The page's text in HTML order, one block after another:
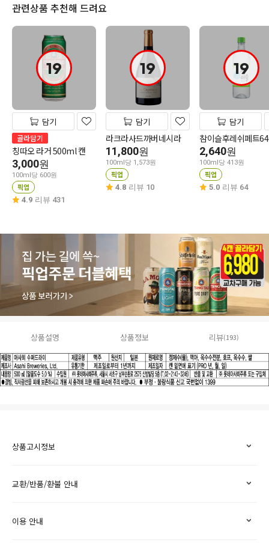
관련상품 추천해 드려요
19
담기
골라담기
칭따오 라거 500ml 캔
3,000원
100ml당 600원
픽업
4.9 리뷰 431
19
담기
라크라사드까버네시라
11,800원
100ml당 1,573원
픽업
4.8 리뷰 10
19
담기
참이슬후레쉬페트
2,640원
100ml당 413원
픽업
5.0 리뷰 64
상품설명 상품정보 리뷰(193)
상품고시정보
교환/반품/환불 안내
이용 안내